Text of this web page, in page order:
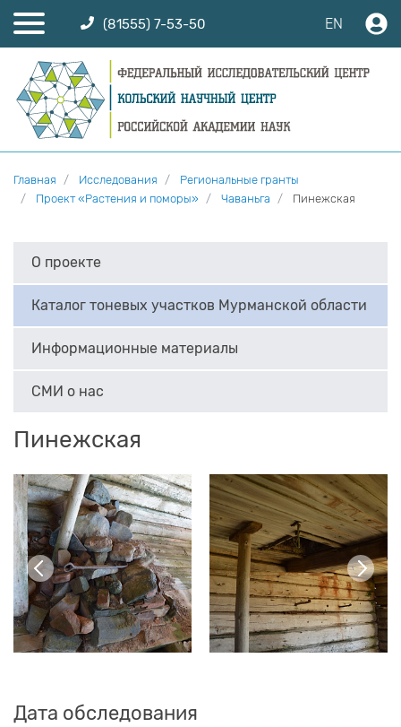
(81555) 7-53-50 EN
Главная Исследования
Региональные гранты
Проект «Растения и поморы»
Чаваньга Пинежская
О проекте
Каталог тоневых участков Мурманской области
Информационные материалы
СМИ о нас
Пинежская
Дата обследования